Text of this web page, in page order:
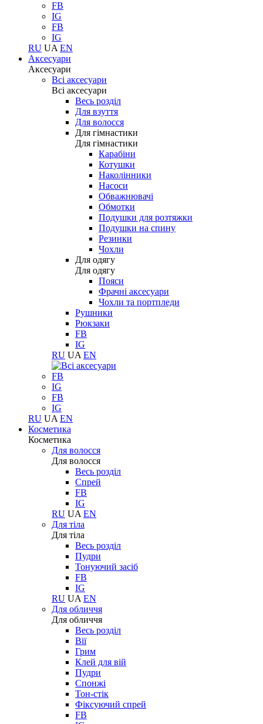
FB
IG
FB
IG
RU UA EN
Аксесуари
Аксесуари
Всі аксесуари
Всі аксесуари
Весь розділ
Для взуття
Для волосся
Для гімнастики
Для гімнастики
Карабіни
Котушки
Наколінники
Насоси
Обважнювачі
Обмотки
Подушки для розтяжки
Подушки на спину
Резинки
Чохли
Для одягу
Для одягу
Пояси
Фрачні аксесуари
Чохли та портпледи
Рушники
Рюкзаки
FB
IG
RU UA EN
FB
IG
FB
IG
RU UA EN
Косметика
Косметика
Для волосся
Для волосся
Весь розділ
Спрей
FB
IG
RU UA EN
Для тіла
Для тіла
Весь розділ
Пудри
Тонуючий засіб
FB
IG
RU UA EN
Для обличчя
Для обличчя
Весь розділ
Вії
Грим
Клей для вій
Пудри
Спонжі
Тон-стік
Фіксуючий спрей
FB